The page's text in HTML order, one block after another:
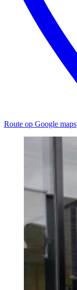
Route op Google maps